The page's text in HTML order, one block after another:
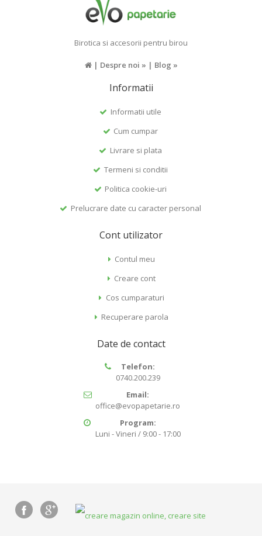
Birotica si accesorii pentru birou
| Despre noi » | Blog »
Informatii
Informatii utile
Cum cumpar
Livrare si plata
Termeni si conditii
Politica cookie-uri
Prelucrare date cu caracter personal
Cont utilizator
Contul meu
Creare cont
Cos cumparaturi
Recuperare parola
Date de contact
Telefon:
0740.200.239
Email:
office@evopapetarie.ro
Program:
Luni - Vineri / 9:00 - 17:00